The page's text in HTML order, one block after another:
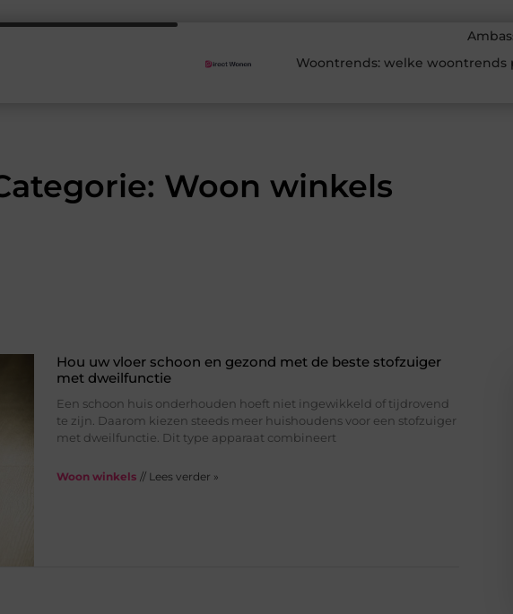
Woontrends: welke woontrends
Woon winkels
Hou uw vloer schoon en gezond met de beste stofzuiger
met dweilfunctie
Een schoon huis onderhouden hoeft niet ingewikkeld of tijdrovend
te zijn. Daarom kiezen steeds meer huishoudens voor een stofzuiger
met dweilfunctie. Dit type apparaat combineert
Woon winkels // Lees verder »